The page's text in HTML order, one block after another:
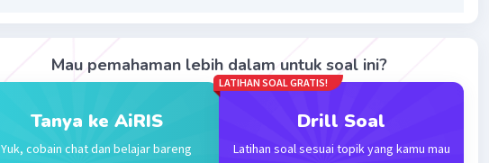
= 2,4 g : 24 g/mol
= 0,1 mol
= 2 M x 10 mL
= 0,02 mol
Mau pemahaman lebih dalam untuk soal ini?
Tanya ke AiRIS
Yuk, cobain chat dan belajar bareng
LATIHAN SOAL GRATIS!
Drill Soal
Latihan soal sesuai topik yang kamu mau